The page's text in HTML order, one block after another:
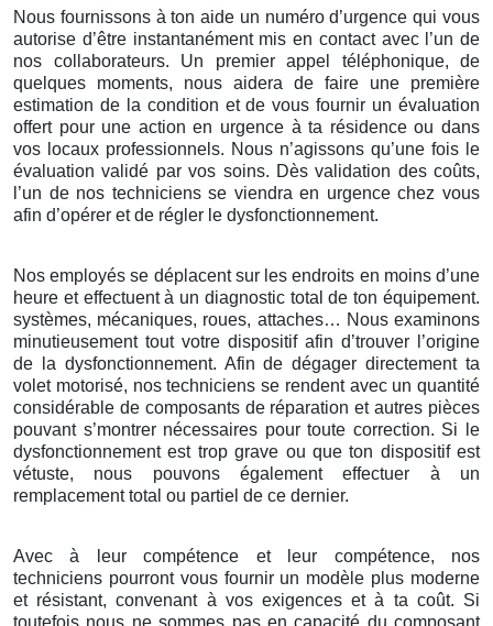
Nous fournissons à ton aide un numéro d’urgence qui vous
autorise d’être instantanément mis en contact avec l’un de
nos collaborateurs. Un premier appel téléphonique, de
quelques moments, nous aidera de faire une première
estimation de la condition et de vous fournir un évaluation
offert pour une action en urgence à ta résidence ou dans
vos locaux professionnels. Nous n’agissons qu’une fois le
évaluation validé par vos soins. Dès validation des coûts,
l’un de nos techniciens se viendra en urgence chez vous
afin d’opérer et de régler le dysfonctionnement.
Nos employés se déplacent sur les endroits en moins d’une
heure et effectuent à un diagnostic total de ton équipement.
systèmes, mécaniques, roues, attaches… Nous examinons
minutieusement tout votre dispositif afin d’trouver l’origine
de la dysfonctionnement. Afin de dégager directement ta
volet motorisé, nos techniciens se rendent avec un quantité
considérable de composants de réparation et autres pièces
pouvant s’montrer nécessaires pour toute correction. Si le
dysfonctionnement est trop grave ou que ton dispositif est
vétuste, nous pouvons également effectuer à un
remplacement total ou partiel de ce dernier.
Avec à leur compétence et leur compétence, nos
techniciens pourront vous fournir un modèle plus moderne
et résistant, convenant à vos exigences et à ta coût. Si